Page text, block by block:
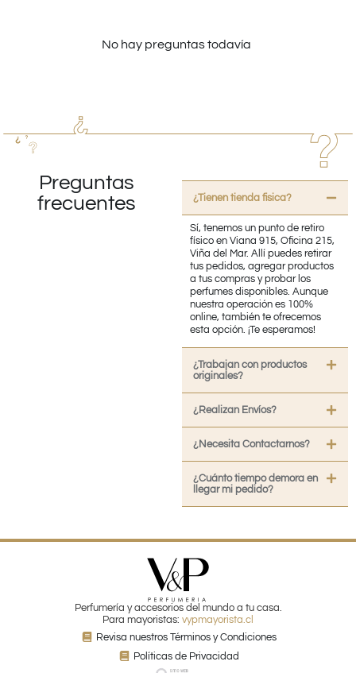
No hay preguntas todavía
Preguntas
frecuentes
¿Tienen tienda fisica?
Sí, tenemos un punto de retiro
físico en Viana 915, Oficina 215,
Viña del Mar. Allí puedes retirar
tus pedidos, agregar productos
a tus compras y probar los
perfumes disponibles. Aunque
nuestra operación es 100%
online, también te ofrecemos
esta opción. ¡Te esperamos!
¿Trabajan con productos
originales?
¿Realizan Envíos?
¿Necesita Contactarnos?
¿Cuánto tiempo demora en
llegar mi pedido?
Perfumería y accesorios del mundo a tu casa.
Para mayoristas: vypmayorista.cl
Revisa nuestros Términos y Condiciones
Políticas de Privacidad